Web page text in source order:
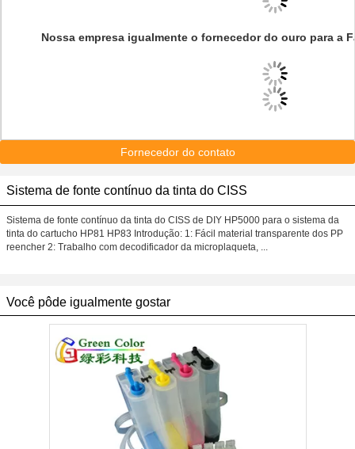
Nossa empresa igualmente o fornecedor do ouro para a
Fornecedor do contato
Sistema de fonte contínuo da tinta do CISS
Sistema de fonte contínuo da tinta do CISS de DIY HP5000 para o sistema da
tinta do cartucho HP81 HP83 Introdução: 1: Fácil material transparente dos PP
reencher 2: Trabalho com decodificador da microplaqueta, ...
Você pôde igualmente gostar